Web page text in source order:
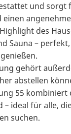
und sorgt
des
Sauna –
gehört
abstellen
55
– ideal für alle,
suchen.